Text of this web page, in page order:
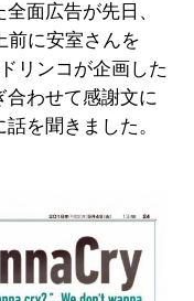
面広告が先日、
前に安室さんを
リンコが企画した
合わせて感謝文に
を聞きました。